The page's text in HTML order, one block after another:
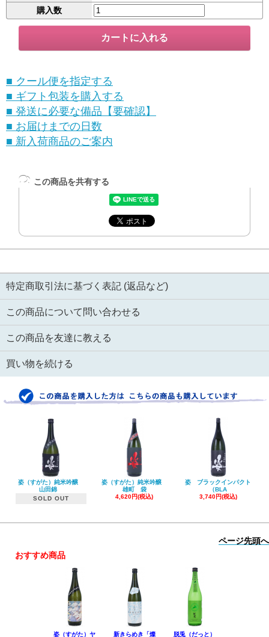
購入数
■ クール便を指定する
■ ギフト包装を購入する
■ 発送に必要な備品【要確認】
■ お届けまでの日数
■ 新入荷商品のご案内
この商品を共有する
特定商取引法に基づく表記 (返品など)
この商品について問い合わせる
この商品を友達に教える
買い物を続ける
姿（すがた）純米吟醸
山田錦
SOLD OUT
姿（すがた）純米吟醸
雄町 袋
4,620円(税込)
姿 ブラックインパクト
（BLA
3,740円(税込)
ページ先頭へ
おすすめ商品
姿（すがた）ヤ 新きらめき「燦 脱兎（だっと）